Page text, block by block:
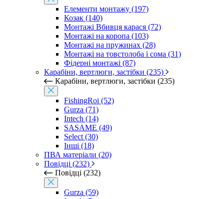
Елементи монтажу (197)
Козак (140)
Монтажі Вбивця карася (72)
Монтажі на коропа (103)
Монтажі на пружинах (28)
Монтажі на товстолоба і сома (31)
Фідерні монтажі (87)
Карабіни, вертлюги, застібки (235)
Карабіни, вертлюги, застібки (235)
FishingRoi (52)
Gurza (71)
Intech (14)
SASAME (49)
Select (30)
Інші (18)
ПВА матеріали (20)
Повідці (232)
Повідці (232)
Gurza (59)